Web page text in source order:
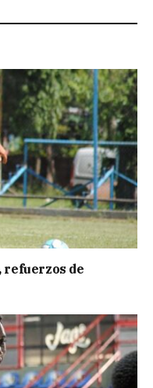
refuerzos de